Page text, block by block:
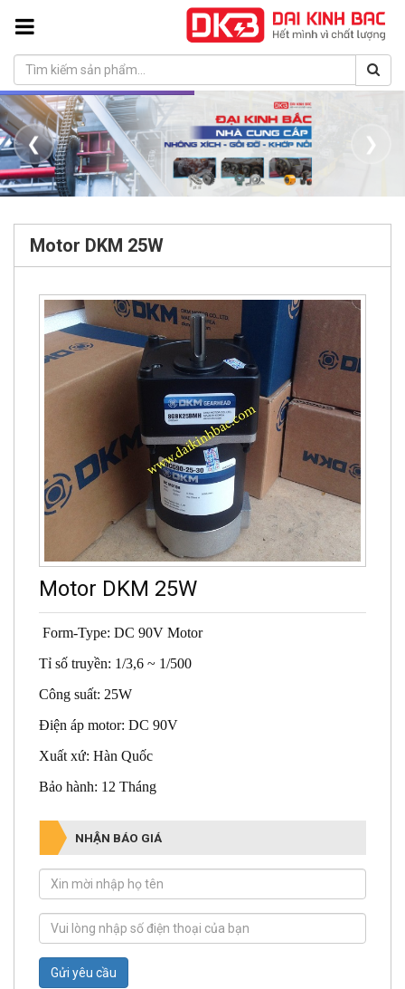
❮ ❯
Motor DKM 25W
Motor DKM 25W
Form-Type: DC 90V Motor
Tỉ số truyền: 1/3,6 ~ 1/500
Công suất: 25W
Điện áp motor: DC 90V
Xuất xứ: Hàn Quốc
Bảo hành: 12 Tháng
NHẬN BÁO GIÁ
Gửi yêu cầu